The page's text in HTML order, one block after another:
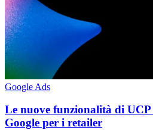
Google Ads
Le nuove funzionalità di
Google per i retailer